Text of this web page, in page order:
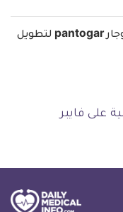
كبسولات بانتوجار pantogar لتطويل